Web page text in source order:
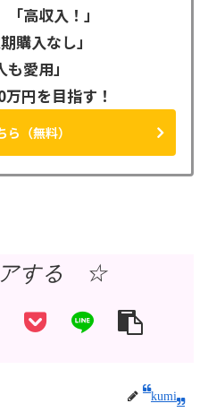
「高収入！」
購入なし」
も愛用」
円を目指す！
（無料）
する ☆
kumi